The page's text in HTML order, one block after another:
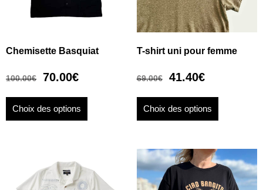
Chemisette Basquiat
100.00€ 70.00€
Choix des options
T-shirt uni pour femme
69.00€ 41.40€
Choix des options